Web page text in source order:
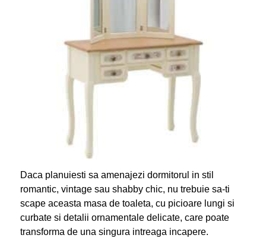
Daca planuiesti sa amenajezi dormitorul in stil
romantic, vintage sau shabby chic, nu trebuie sa-ti
scape aceasta masa de toaleta, cu picioare lungi si
curbate si detalii ornamentale delicate, care poate
transforma de una singura intreaga incapere.